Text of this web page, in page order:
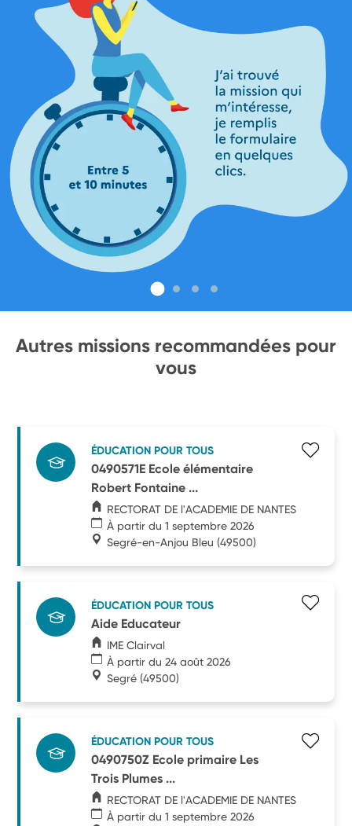
Autres missions recommandées pour
vous
ÉDUCATION POUR TOUS
0490571E Ecole élémentaire
Robert Fontaine ...
RECTORAT DE l'ACADEMIE DE NANTES
À partir du 1 septembre 2026
Segré-en-Anjou Bleu (49500)
ÉDUCATION POUR TOUS
Aide Educateur
IME Clairval
À partir du 24 août 2026
Segré (49500)
ÉDUCATION POUR TOUS
0490750Z Ecole primaire Les
Trois Plumes ...
RECTORAT DE l'ACADEMIE DE NANTES
À partir du 1 septembre 2026